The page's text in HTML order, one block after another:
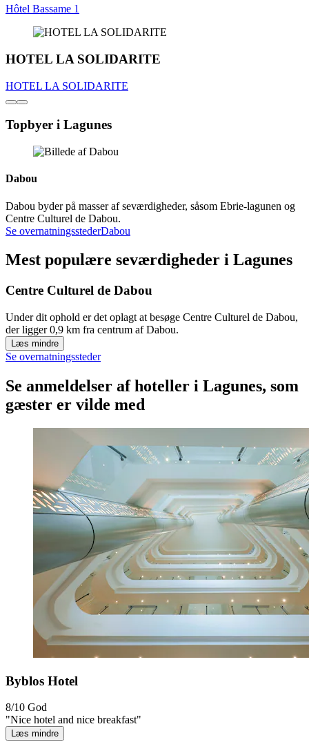
Hôtel Bassame 1
HOTEL LA SOLIDARITE
HOTEL LA SOLIDARITE
Topbyer i Lagunes
Dabou
Dabou byder på masser af seværdigheder, såsom Ebrie-lagunen og
Centre Culturel de Dabou.
Se overnatningsstederDabou
Mest populære seværdigheder i Lagunes
Centre Culturel de Dabou
Under dit ophold er det oplagt at besøge Centre Culturel de Dabou,
der ligger 0,9 km fra centrum af Dabou.
Læs mindre
Se overnatningssteder
Se anmeldelser af hoteller i Lagunes, som
gæster er vilde med
Byblos Hotel
8/10 God
"Nice hotel and nice breakfast"
Læs mindre